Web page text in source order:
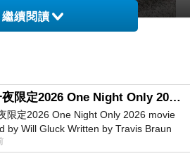
吃午餐。
阿嬤那裡，被雙子J以
？
繼續閱讀
電影一夜限定2026 One Night Only 2026 movie
限定2026 One Night Only 2026 movie
by Will Gluck Written by Travis Braun
Monica Barbaro